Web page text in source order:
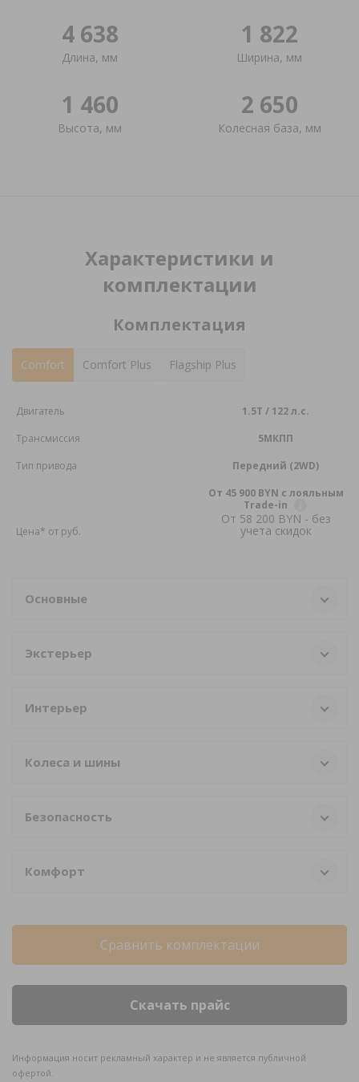
4 638
Длина, мм
1 822
Ширина, мм
1 460
Высота, мм
2 650
Колесная база, мм
Характеристики и
комплектации
Комплектация
Comfort Comfort Plus Flagship Plus
Двигатель
1.5T / 122 л.с.
Трансмиссия
5МКПП
Тип привода
Передний (2WD)
Цена* от pуб.
От 45 900 BYN с лояльным
Trade-in
От 58 200 BYN - без
учета скидок
Основные
Экстерьер
Интерьер
Колеса и шины
Безопасность
Комфорт
Сравнить комплектации
Скачать прайс
Информация носит рекламный характер и не является публичной
офертой.